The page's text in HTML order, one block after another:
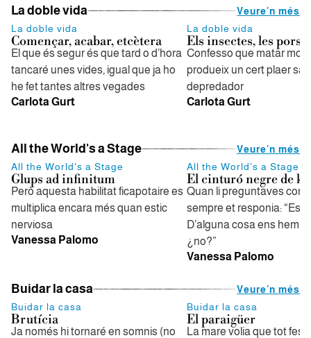
La doble vida
Veure'n més
La doble vida
Començar, acabar, etcètera
El que és segur és que tard o d’hora
tancaré unes vides, igual que ja ho
he fet tantes altres vegades
Carlota Gurt
La doble vida
Els insectes, les pors
Confesso que matar
produeix un cert plaer
depredador
Carlota Gurt
All the World's a Stage
Veure'n més
All the World's a Stage
Glups ad infinitum
Però aquesta habilitat ficapotaire es
multiplica encara més quan estic
nerviosa
Vanessa Palomo
All the World's a Stage
El cinturó negre de
Quan li preguntaves com
sempre et responia:
D’alguna cosa ens hem
¿no?”
Vanessa Palomo
Buidar la casa
Veure'n més
Buidar la casa
Brutícia
Ja només hi tornaré en somnis (no
Buidar la casa
El paraigüer
La mare volia que tot fes